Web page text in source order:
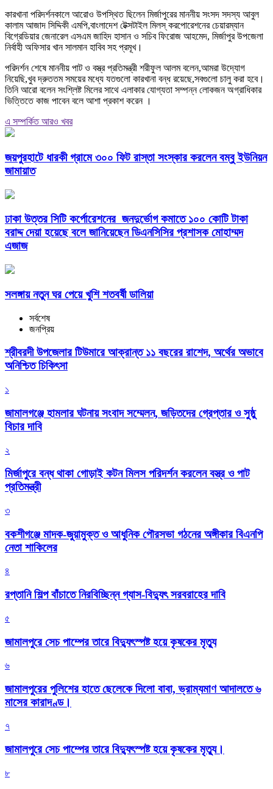
কারখানা পরিদর্শনকালে আরোও উপস্থিত ছিলেন মির্জাপুরের মাননীয় সংসদ সদস্য আবুল
কালাম আজাদ সিদ্দিকী এমপি,বাংলাদেশ টেক্সটাইল মিলস্ করপোরেশনের চেয়ারম্যান
বিগ্রেডিয়ার জেনারেল এসএম জাহিদ হাসান ও সচিব ফিরোজ আহমেদ, মির্জাপুর উপজেলা
নির্বাহী অফিসার খান সালমান হাবিব সহ প্রমূখ।
পরিদর্শন শেষে মাননীয় পাট ও বস্ত্র প্রতিমন্ত্রী শরীফুল আলম বলেন,আমরা উদ্যোগ
নিয়েছি,খুব দ্রুততম সময়ের মধ্যে যতগুলো কারখানা বন্ধ রয়েছে,সবগুলো চালু করা হবে।
তিনি আরো বলেন সংশ্লিষ্ট মিলের সাথে এলাকার যোগ্যতা সম্পন্ন লোকজন অগ্রাধিকার
ভিত্তিতে কাজ পাবেন বলে আশা প্রকাশ করেন ।
এ সম্পর্কিত আরও খবর
জয়পুরহাটে ধারকী গ্রামে ৩০০ ফিট রাস্তা সংস্কার করলেন বম্বু ইউনিয়ন
জামায়াত
ঢাকা উত্তর সিটি কর্পোরেশনের জনদুর্ভোগ কমাতে ১০০ কোটি টাকা
বরাদ্দ দেয়া হয়েছে বলে জানিয়েছেন ডিএনসিসির প্রশাসক মোহাম্মদ
এজাজ
সলঙ্গায় নতুন ঘর পেয়ে খুশি শতবর্ষী ডালিয়া
সর্বশেষ
জনপ্রিয়
শ্রীবরদী উপজেলার টিউমারে আক্রান্ত ১১ বছরের রাশেদ, অর্থের অভাবে
অনিশ্চিত চিকিৎসা
১
জামালগঞ্জে হামলার ঘটনায় সংবাদ সম্মেলন, জড়িতদের গ্রেপ্তার ও সুষ্ঠু
বিচার দাবি
২
মির্জাপুরে বন্ধ থাকা গোড়াই কটন মিলস পরিদর্শন করলেন বস্ত্র ও পাট
প্রতিমন্ত্রী
৩
বকশীগঞ্জে মাদক-জুয়ামুক্ত ও আধুনিক পৌরসভা গঠনের অঙ্গীকার বিএনপি
নেতা শাকিলের
৪
রপ্তানি শিল্প বাঁচাতে নিরবিচ্ছিন্ন গ্যাস-বিদ্যুৎ সরবরাহের দাবি
৫
জামালপুরে সেচ পাম্পের তারে বিদ্যুৎস্পষ্ট হয়ে কৃষকের মৃত্যু
৬
জামালপুরের পুলিশের হাতে ছেলেকে দিলো বাবা, ভ্রাম্যমাণ আদালতে ৬
মাসের কারাদণ্ড।
৭
জামালপুরে সেচ পাম্পের তারে বিদ্যুৎস্পষ্ট হয়ে কৃষকের মৃত্যু।
৮